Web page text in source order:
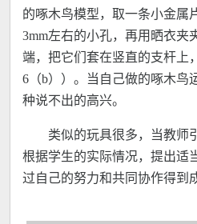
的啄木鸟模型，取一条小金属
3mm左右的小孔，再用晒衣夹
端，把它们套在竖直的支杆上
6（b））。当自己做的啄木鸟
种说不出的高兴。
类似的玩具很多，当教师
根据学生的实际情况，提出适
过自己的努力和共同协作得到